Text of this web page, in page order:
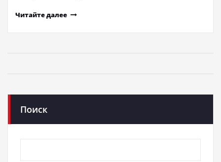
Читайте далее
Поиск